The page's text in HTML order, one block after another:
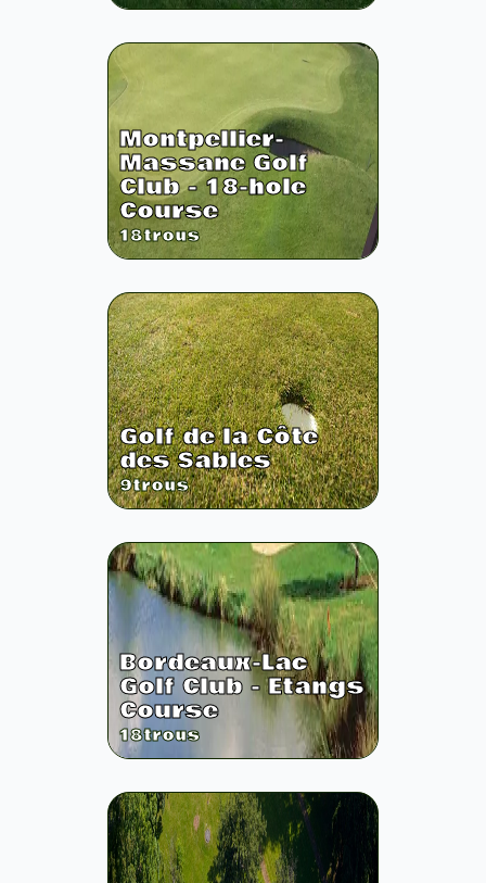
Montpellier-
Massane Golf
Club - 18-hole
Course
18trous
Golf de la Côte
des Sables
9trous
Bordeaux-Lac
Golf Club - Etangs
Course
18trous